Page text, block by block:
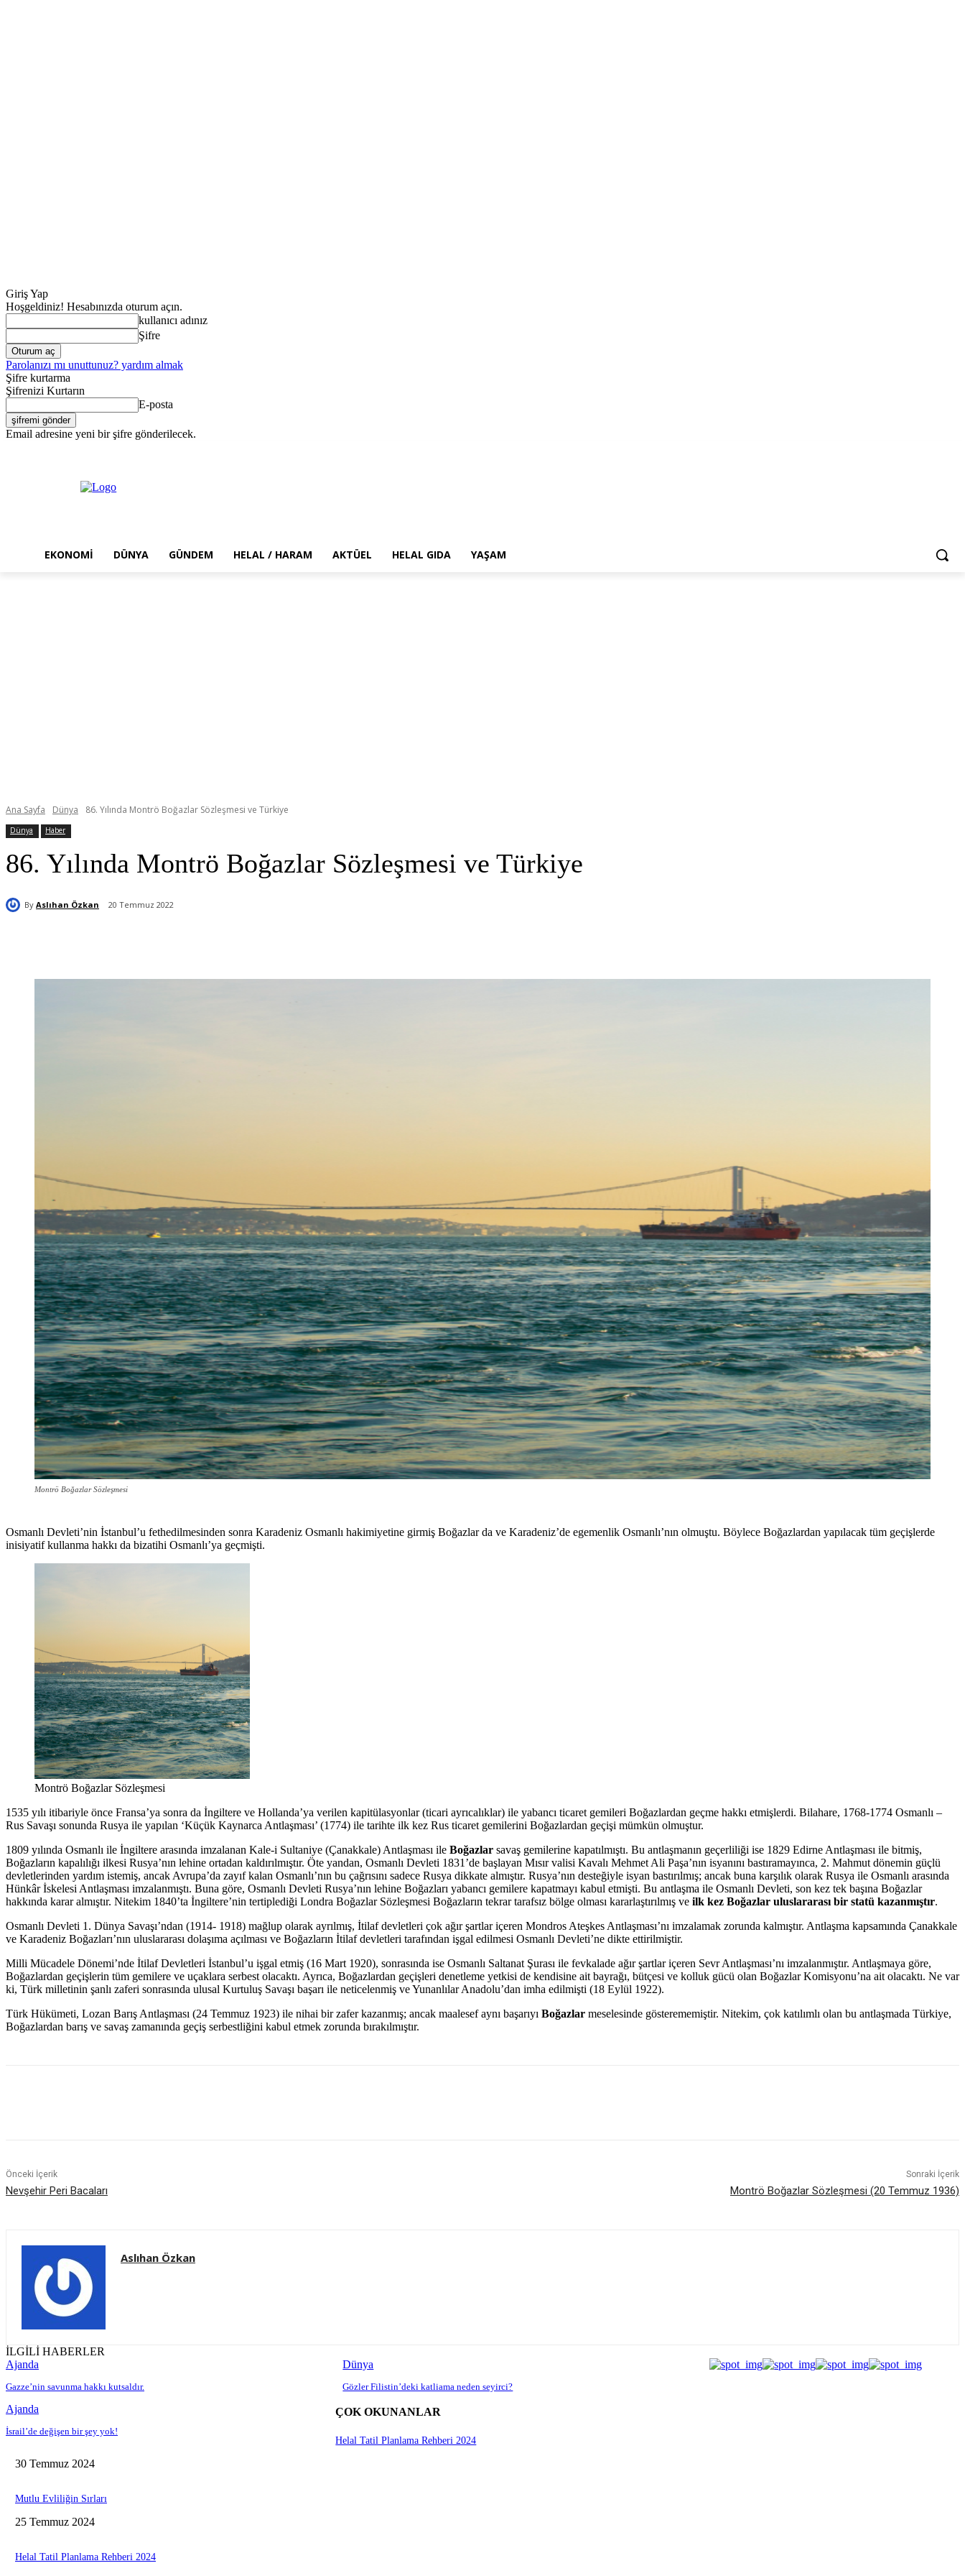
Giriş Yap
Hoşgeldiniz! Hesabınızda oturum açın.
kullanıcı adınız
Şifre
Parolanızı mı unuttunuz? yardım almak
Şifre kurtarma
Şifrenizi Kurtarın
E-posta
Email adresine yeni bir şifre gönderilecek.
EKONOMI DÜNYA GÜNDEM HELAL / HARAM AKTÜEL HELAL GIDA YAŞAM
Ana Sayfa Dünya 86. Yılında Montrö Boğazlar Sözleşmesi ve Türkiye
Dünya Haber
86. Yılında Montrö Boğazlar Sözleşmesi ve Türkiye
By Aslıhan Özkan 20 Temmuz 2022
Montrö Boğazlar Sözleşmesi
Osmanlı Devleti’nin İstanbul’u fethedilmesinden sonra Karadeniz Osmanlı hakimiyetine girmiş Boğazlar da ve Karadeniz’de egemenlik Osmanlı’nın olmuştu. Böylece Boğazlardan yapılacak tüm geçişlerde
inisiyatif kullanma hakkı da bizatihi Osmanlı’ya geçmişti.
Montrö Boğazlar Sözleşmesi
1535 yılı itibariyle önce Fransa’ya sonra da İngiltere ve Hollanda’ya verilen kapitülasyonlar (ticari ayrıcalıklar) ile yabancı ticaret gemileri Boğazlardan geçme hakkı etmişlerdi. Bilahare, 1768-1774 Osmanlı –
Rus Savaşı sonunda Rusya ile yapılan ‘Küçük Kaynarca Antlaşması’ (1774) ile tarihte ilk kez Rus ticaret gemilerini Boğazlardan geçişi mümkün olmuştur.
1809 yılında Osmanlı ile İngiltere arasında imzalanan Kale-i Sultaniye (Çanakkale) Antlaşması ile Boğazlar savaş gemilerine kapatılmıştı. Bu antlaşmanın geçerliliği ise 1829 Edirne Antlaşması ile bitmiş,
Boğazların kapalılığı ilkesi Rusya’nın lehine ortadan kaldırılmıştır. Öte yandan, Osmanlı Devleti 1831’de başlayan Mısır valisi Kavalı Mehmet Ali Paşa’nın isyanını bastıramayınca, 2. Mahmut dönemin güçlü
devletlerinden yardım istemiş, ancak Avrupa’da zayıf kalan Osmanlı’nın bu çağrısını sadece Rusya dikkate almıştır. Rusya’nın desteğiyle isyan bastırılmış; ancak buna karşılık olarak Rusya ile Osmanlı arasında
Hünkâr İskelesi Antlaşması imzalanmıştı. Buna göre, Osmanlı Devleti Rusya’nın lehine Boğazları yabancı gemilere kapatmayı kabul etmişti. Bu antlaşma ile Osmanlı Devleti, son kez tek başına Boğazlar
hakkında karar almıştır. Nitekim 1840’ta İngiltere’nin tertiplediği Londra Boğazlar Sözleşmesi Boğazların tekrar tarafsız bölge olması kararlaştırılmış ve ilk kez Boğazlar uluslararası bir statü kazanmıştır.
Osmanlı Devleti 1. Dünya Savaşı’ndan (1914- 1918) mağlup olarak ayrılmış, İtilaf devletleri çok ağır şartlar içeren Mondros Ateşkes Antlaşması’nı imzalamak zorunda kalmıştır. Antlaşma kapsamında Çanakkale
ve Karadeniz Boğazları’nın uluslararası dolaşıma açılması ve Boğazların İtilaf devletleri tarafından işgal edilmesi Osmanlı Devleti’ne dikte ettirilmiştir.
Milli Mücadele Dönemi’nde İtilaf Devletleri İstanbul’u işgal etmiş (16 Mart 1920), sonrasında ise Osmanlı Saltanat Şurası ile fevkalade ağır şartlar içeren Sevr Antlaşması’nı imzalanmıştır. Antlaşmaya göre,
Boğazlardan geçişlerin tüm gemilere ve uçaklara serbest olacaktı. Ayrıca, Boğazlardan geçişleri denetleme yetkisi de kendisine ait bayrağı, bütçesi ve kolluk gücü olan Boğazlar Komisyonu’na ait olacaktı. Ne var
ki, Türk milletinin şanlı zaferi sonrasında ulusal Kurtuluş Savaşı başarı ile neticelenmiş ve Yunanlılar Anadolu’dan imha edilmişti (18 Eylül 1922).
Türk Hükümeti, Lozan Barış Antlaşması (24 Temmuz 1923) ile nihai bir zafer kazanmış; ancak maalesef aynı başarıyı Boğazlar meselesinde gösterememiştir. Nitekim, çok katılımlı olan bu antlaşmada Türkiye,
Boğazlardan barış ve savaş zamanında geçiş serbestliğini kabul etmek zorunda bırakılmıştır.
Önceki İçerik
Nevşehir Peri Bacaları
Sonraki İçerik
Montrö Boğazlar Sözleşmesi (20 Temmuz 1936)
Aslıhan Özkan
İLGİLİ HABERLER
Ajanda
Gazze’nin savunma hakkı kutsaldır.
Dünya
Gözler Filistin’deki katliama neden seyirci?
Ajanda
İsrail’de değişen bir şey yok!
ÇOK OKUNANLAR
Helal Tatil Planlama Rehberi 2024
30 Temmuz 2024
Mutlu Evliliğin Sırları
25 Temmuz 2024
Helal Tatil Planlama Rehberi 2024